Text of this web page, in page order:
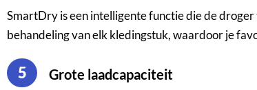
SmartDry is een intelligente functie die de
behandeling van elk kledingstuk, waardoor je
5 Grote laadcapaciteit